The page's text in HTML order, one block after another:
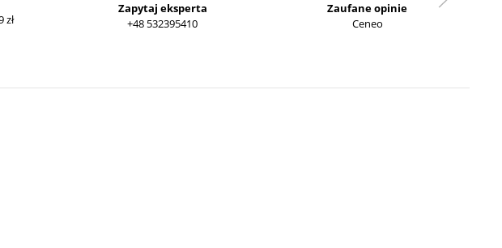
zł
Zapytaj eksperta
+48 532395410
Zaufane opinie
Ceneo